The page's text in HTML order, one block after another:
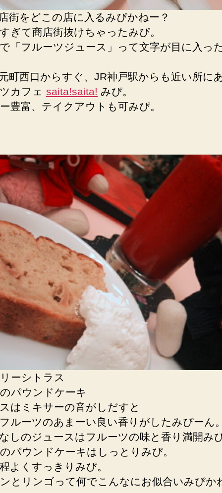
街をどこの店に入るみぴかねー？
ぎて商店街抜けちゃったみぴ。
「フルーツジュース」って文字が目に入っ
町西口からすぐ、JR神戸駅からも近い所に
カフェ saita!saita! みぴ。
豊富、テイクアウトも可みぴ。
ーシトラス
パウンドケーキ
はミキサーの音がしだすと
ルーツのあまーい良い香りがしたみぴーん
しのジュースはフルーツの味と香り満開み
パウンドケーキはしっとりみぴ。
よくすっきりみぴ。
とリンゴって何でこんなにお似合いみぴか